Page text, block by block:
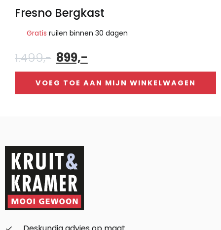
Fresno Bergkast
Gratis ruilen binnen 30 dagen
1.499,- Oorspronkelijke
prijs
was:
1.499,-.
899,-
prijs
is:
899,-.
VOEG TOE AAN MIJN WINKELWAGEN